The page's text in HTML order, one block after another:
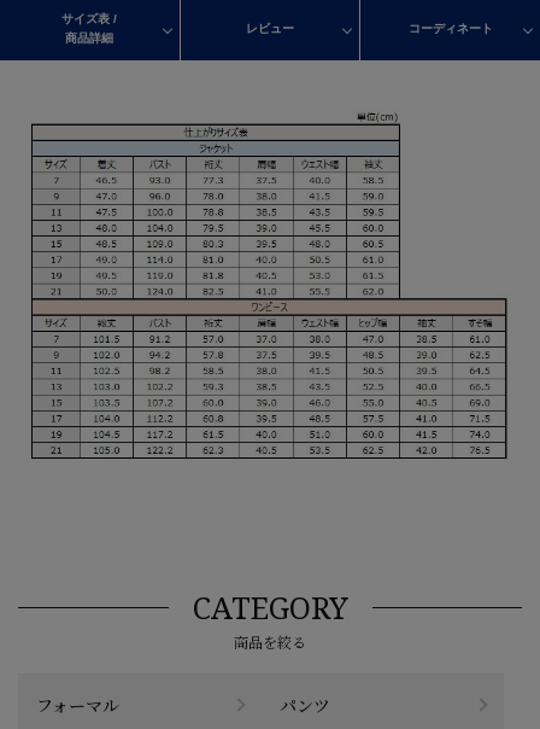
サイズ表 /
商品詳細
レビュー コーディネート
CATEGORY
商品を絞る
フォーマル パンツ